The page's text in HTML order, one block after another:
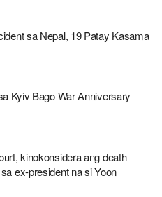
sa Nepal, 19 Patay Kasama
Kyiv Bago War Anniversary
kinokonsidera ang death
ex-president na si Yoon